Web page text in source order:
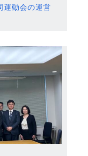
運動会の運営